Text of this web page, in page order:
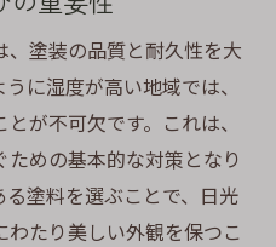
ぶ際の注意点
の見極め方
し選ぶ
性の比較
ト
実績の確認
塗装の品質と耐久性を大
に湿度が高い地域では、
が不可欠です。これは、
めの基本的な対策となり
塗料を選ぶことで、日光
たり美しい外観を保つこ